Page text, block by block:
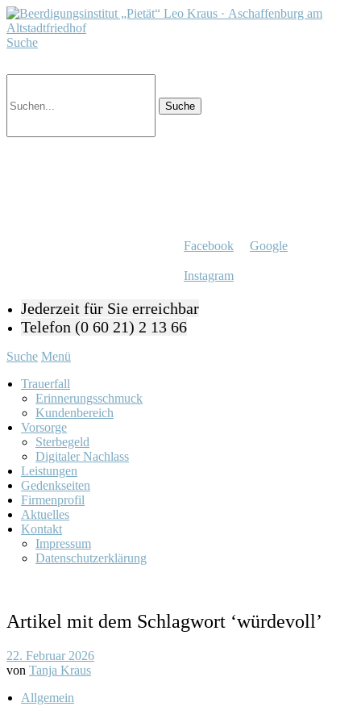
Suche
Facebook Google
Instagram
Jederzeit für Sie erreichbar
Telefon (0 60 21) 2 13 66
Suche Menü
Trauerfall
Erinnerungsschmuck
Kundenbereich
Vorsorge
Sterbegeld
Digitaler Nachlass
Leistungen
Gedenkseiten
Firmenprofil
Aktuelles
Kontakt
Impressum
Datenschutzerklärung
Artikel mit dem Schlagwort ‘würdevoll’
22. Februar 2026
von Tanja Kraus
Allgemein